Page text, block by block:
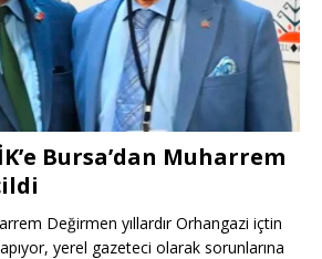
Bursa’dan Muharrem
Değirmen yıllardır Orhangazi içtin
yerel gazeteci olarak sorunlarına